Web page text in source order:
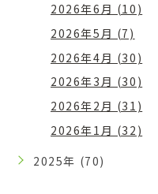
2026年6月 (10)
2026年5月 (7)
2026年4月 (30)
2026年3月 (30)
2026年2月 (31)
2026年1月 (32)
2025年 (70)